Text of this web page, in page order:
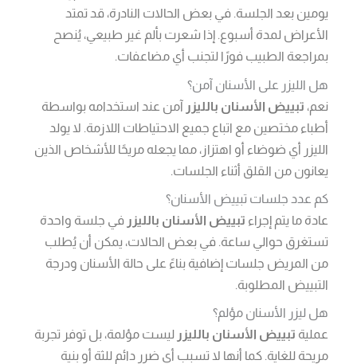
يومين بعد الجلسة. في بعض الحالات النادرة، قد تمتد
الأعراض لمدة أسبوع. إذا شعرت بألم غير طبيعي، يُنصح
بمراجعة الطبيب فورًا لتجنب أي مضاعفات.
هل الليزر على الأسنان آمن؟
نعم، تبييض الأسنان بالليزر آمن عند استخدامه بواسطة
أطباء مختصين مع اتباع جميع الاحتياطات اللازمة. لا يولد
الليزر أي ضوضاء أو اهتزاز، مما يجعله مريحًا للأشخاص الذين
يعانون من القلق أثناء الجلسات.
كم عدد جلسات تبييض الأسنان؟
عادة ما يتم إجراء تبييض الأسنان بالليزر في جلسة واحدة
تستغرق حوالي ساعة. في بعض الحالات، يمكن أن يُطلب
من المريض جلسات إضافية بناءً على حالة الأسنان ودرجة
التبييض المطلوبة.
هل ليزر الأسنان مؤلم؟
عملية تبييض الأسنان بالليزر ليست مؤلمة، بل توفر تجربة
مريحة للغاية. كما أنها لا تسبب أي ضرر دائم للثة أو بنية